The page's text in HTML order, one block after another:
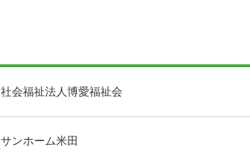
社会福祉法人博愛福祉会
サンホーム米田